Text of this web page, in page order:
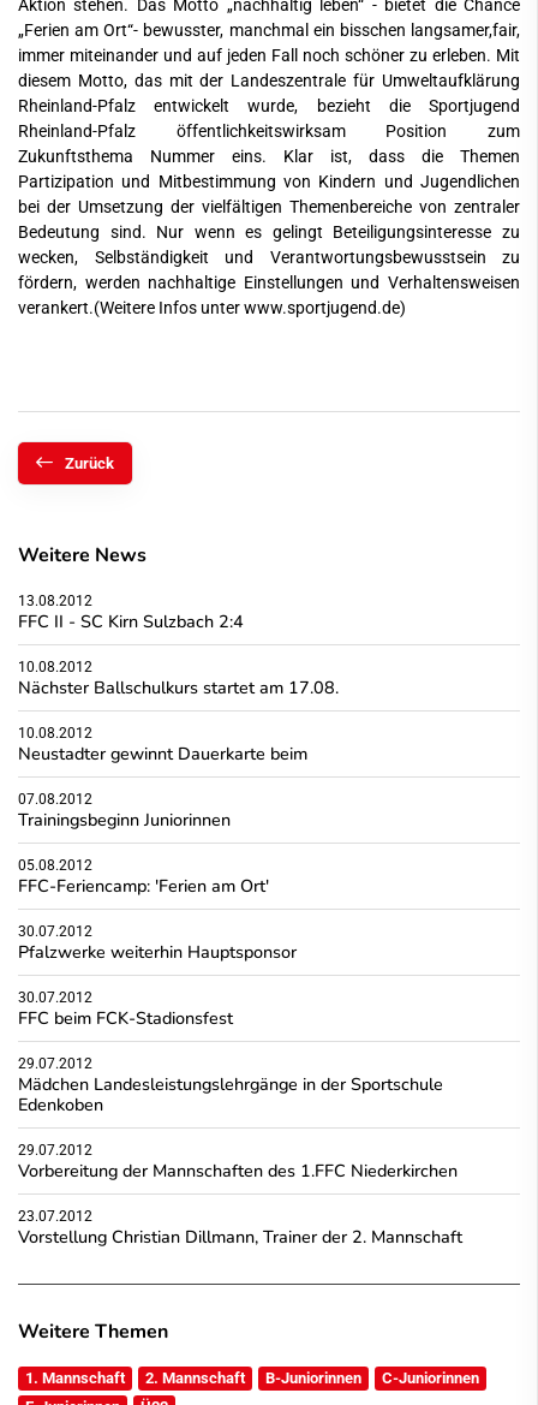
Aktion stehen. Das Motto „nachhaltig leben“ - bietet die Chance
„Ferien am Ort“- bewusster, manchmal ein bisschen langsamer,fair,
immer miteinander und auf jeden Fall noch schöner zu erleben. Mit
diesem Motto, das mit der Landeszentrale für Umweltaufklärung
Rheinland-Pfalz entwickelt wurde, bezieht die Sportjugend
Rheinland-Pfalz öffentlichkeitswirksam Position zum
Zukunftsthema Nummer eins. Klar ist, dass die Themen
Partizipation und Mitbestimmung von Kindern und Jugendlichen
bei der Umsetzung der vielfältigen Themenbereiche von zentraler
Bedeutung sind. Nur wenn es gelingt Beteiligungsinteresse zu
wecken, Selbständigkeit und Verantwortungsbewusstsein zu
fördern, werden nachhaltige Einstellungen und Verhaltensweisen
verankert.(Weitere Infos unterwww.sportjugend.de)
Zurück
Weitere News
13.08.2012
FFC II - SC Kirn Sulzbach 2:4
10.08.2012
Nächster Ballschulkurs startet am 17.08.
10.08.2012
Neustadter gewinnt Dauerkarte beim
07.08.2012
Trainingsbeginn Juniorinnen
05.08.2012
FFC-Feriencamp: 'Ferien am Ort'
30.07.2012
Pfalzwerke weiterhin Hauptsponsor
30.07.2012
FFC beim FCK-Stadionsfest
29.07.2012
Mädchen Landesleistungslehrgänge in der Sportschule
Edenkoben
29.07.2012
Vorbereitung der Mannschaften des 1.FFC Niederkirchen
23.07.2012
Vorstellung Christian Dillmann, Trainer der 2. Mannschaft
Weitere Themen
1. Mannschaft 2. Mannschaft B-Juniorinnen
C-Juniorinnen